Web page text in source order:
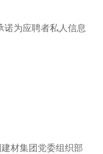
为应聘者私人信息
委组织部